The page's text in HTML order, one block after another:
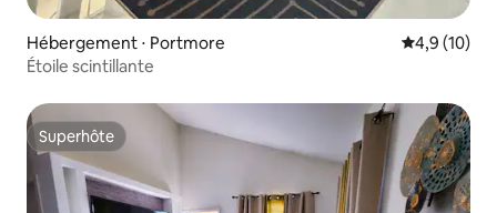
Hébergement ⋅ Portmore Évaluation
4,9 (10)
Étoile scintillante
Superhôte
Superhôte